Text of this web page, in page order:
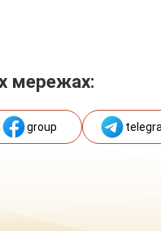
мережах:
group